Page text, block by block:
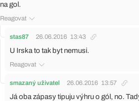
na gol.
Reagovat
stas87 26.06.2016 13:43
U Irska to tak byt nemusi.
Reagovat
smazaný uživatel 26.06.2016 13:57
Já oba zápasy tipuju výhru o gól, no.